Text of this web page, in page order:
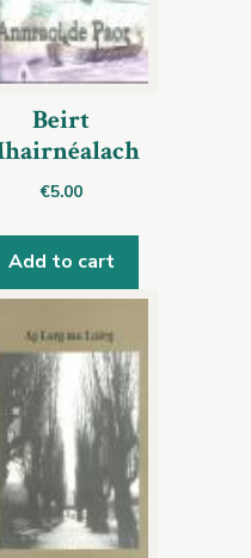
Beirt
€5.00
Add to cart